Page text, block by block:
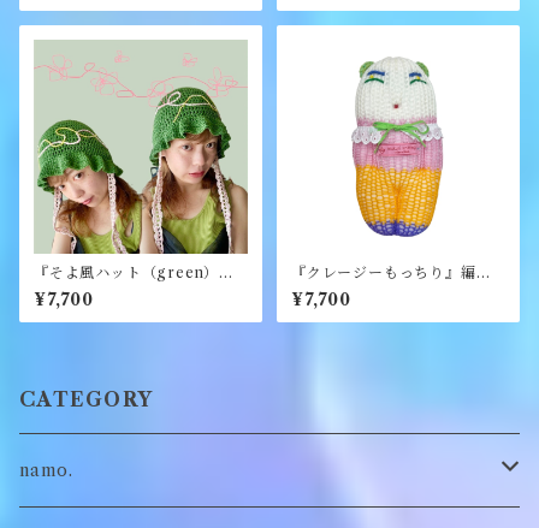
『そよ風ハット（green）』
《merry yarn》
¥7,700
『クレージーもっちり』編み
ぐるみ《むくり》
¥7,700
CATEGORY
namo.